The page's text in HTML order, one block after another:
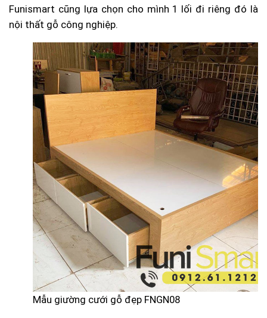
Funismart cũng lựa chọn cho mình 1 lối đi riêng đó là
nội thất gỗ công nghiệp.
Mẫu giường cưới gỗ đẹp FNGN08